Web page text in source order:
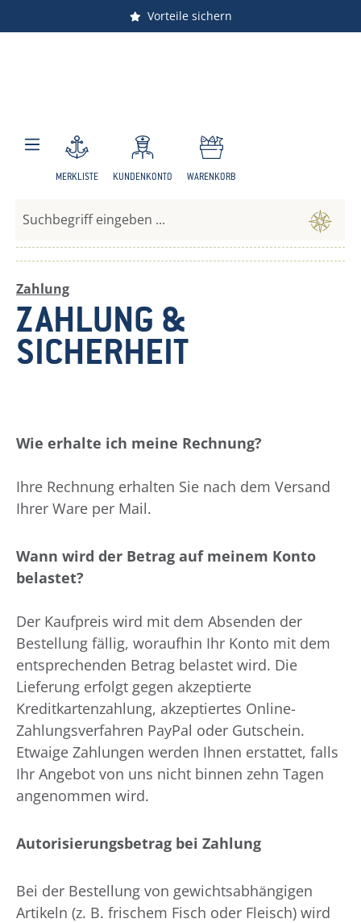
Zum Hauptinhalt springen
Vorteile sichern
MERKLISTE KUNDENKONTO WARENKORB
Zahlung
ZAHLUNG &
SICHERHEIT
Wie erhalte ich meine Rechnung?
Ihre Rechnung erhalten Sie nach dem Versand
Ihrer Ware per Mail.
Wann wird der Betrag auf meinem Konto
belastet?
Der Kaufpreis wird mit dem Absenden der
Bestellung fällig, woraufhin Ihr Konto mit dem
entsprechenden Betrag belastet wird. Die
Lieferung erfolgt gegen akzeptierte
Kreditkartenzahlung, akzeptiertes Online-
Zahlungsverfahren PayPal oder Gutschein.
Etwaige Zahlungen werden Ihnen erstattet, falls
Ihr Angebot von uns nicht binnen zehn Tagen
angenommen wird.
Autorisierungsbetrag bei Zahlung
Bei der Bestellung von gewichtsabhängigen
Artikeln (z. B. frischem Fisch oder Fleisch) wird